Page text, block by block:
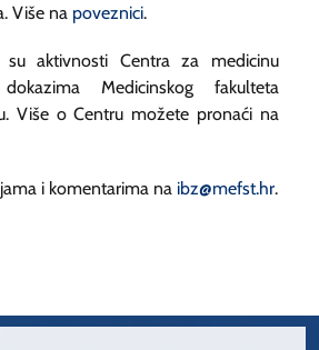
Više na poveznici.
aktivnosti Centra za medicinu
Medicinskog fakulteta
Više o Centru možete pronaći na
i komentarima na ibz@mefst.hr.